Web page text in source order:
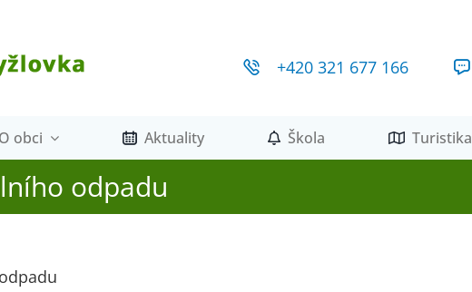
+420 321 677 166
O obci Aktuality Škola Turistika
odpadu